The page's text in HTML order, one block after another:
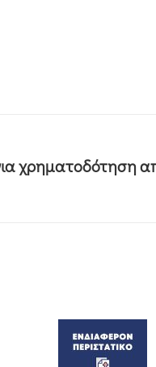
χρηματοδότηση